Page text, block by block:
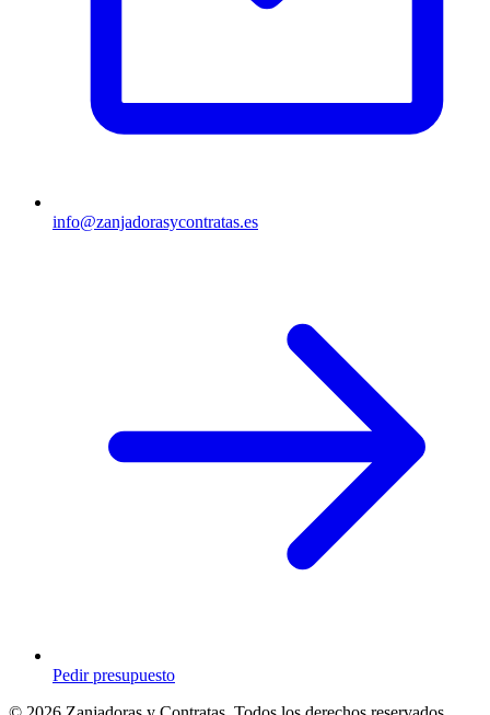
info@zanjadorasycontratas.es
Pedir presupuesto